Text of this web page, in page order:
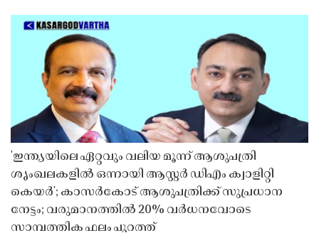
'ഇന്ത്യയിലെ ഏറ്റവും വലിയ മൂന്ന് ആശുപത്രി
ശൃംഖലകളിൽ ഒന്നായി ആസ്റ്റർ ഡിഎം ക്വാളിറ്റി
കെയർ'; കാസർകോട് ആശുപത്രിക്ക് സുപ്രധാന
നേട്ടം; വരുമാനത്തിൽ 20% വർധനവോടെ
സാമ്പത്തിക ഫലം പുറത്ത്